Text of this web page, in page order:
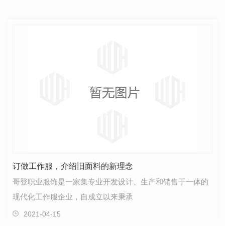
订做工作服，介绍旧面料的新理念
哥登职业服饰是一家集专业开发设计、生产和销售于一体的
现代化工作服企业，自成立以来秉承
2021-04-15